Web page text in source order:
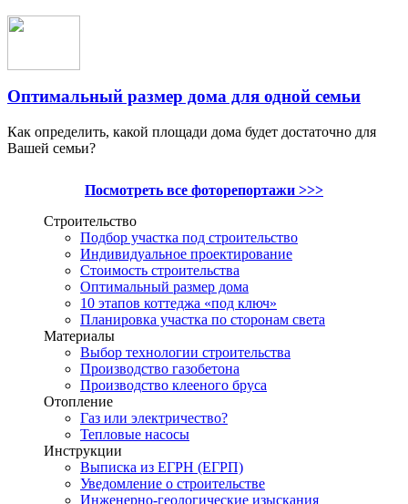
Оптимальный размер дома для одной семьи
Как определить, какой площади дома будет достаточно для
Вашей семьи?
Посмотреть все фоторепортажи >>>
Строительство
Подбор участка под строительство
Индивидуальное проектирование
Стоимость строительства
Оптимальный размер дома
10 этапов коттеджа «под ключ»
Планировка участка по сторонам света
Материалы
Выбор технологии строительства
Производство газобетона
Производство клееного бруса
Отопление
Газ или электричество?
Тепловые насосы
Инструкции
Выписка из ЕГРН (ЕГРП)
Уведомление о строительстве
Инженерно-геологические изыскания